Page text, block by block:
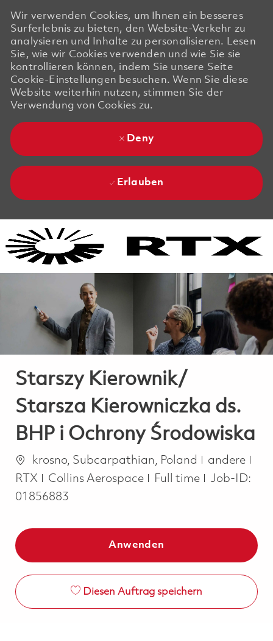
Wir verwenden Cookies, um Ihnen ein besseres
Surferlebnis zu bieten, den Website-Verkehr zu
analysieren und Inhalte zu personalisieren. Lesen
Sie, wie wir Cookies verwenden und wie Sie sie
kontrollieren können, indem Sie unsere Seite
Cookie-Einstellungen besuchen. Wenn Sie diese
Website weiterhin nutzen, stimmen Sie der
Verwendung von Cookies zu.
Deny
Erlauben
Starszy Kierownik/
Starsza Kierowniczka ds.
BHP i Ochrony Środowiska
Ort krosno, Subcarpathian, Poland Kategorie
andere
RTX
Collins Aerospace Job Type
Full time
Job-ID:
01856883
Anwenden
Diesen Auftrag speichern